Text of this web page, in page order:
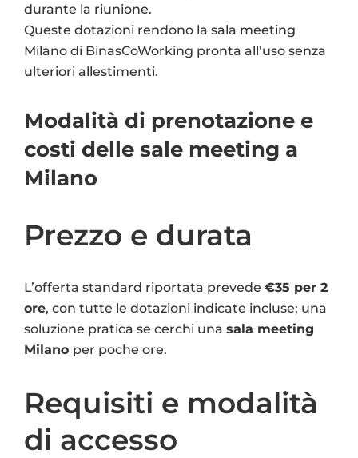
durante la riunione.
Queste dotazioni rendono la sala meeting
Milano di BinasCoWorking pronta all’uso senza
ulteriori allestimenti.
Modalità di prenotazione e
costi delle sale meeting a
Milano
Prezzo e durata
L’offerta standard riportata prevede €35 per 2
ore, con tutte le dotazioni indicate incluse; una
soluzione pratica se cerchi una sala meeting
Milano per poche ore.
Requisiti e modalità
di accesso